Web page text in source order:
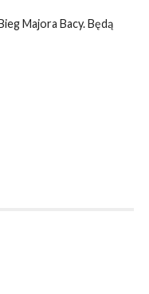
Majora Bacy. Będą
zderzyła się z